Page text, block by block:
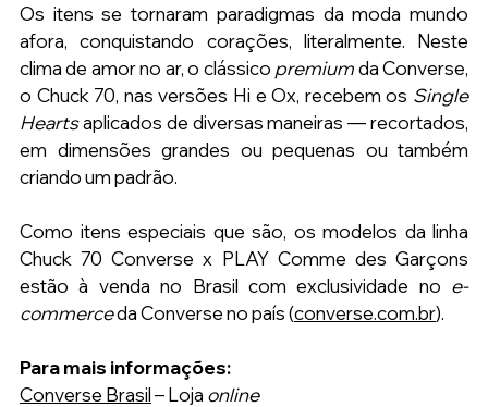
Os itens se tornaram paradigmas da moda mundo
afora, conquistando corações, literalmente. Neste
clima de amor no ar, o clássico premium da Converse,
o Chuck 70, nas versões Hi e Ox, recebem os Single
Hearts aplicados de diversas maneiras — recortados,
em dimensões grandes ou pequenas ou também
criando um padrão.
Como itens especiais que são, os modelos da linha
Chuck 70 Converse x PLAY Comme des Garçons
estão à venda no Brasil com exclusividade no e-
commerce da Converse no país (converse.com.br).
Para mais informações:
Converse Brasil – Loja online